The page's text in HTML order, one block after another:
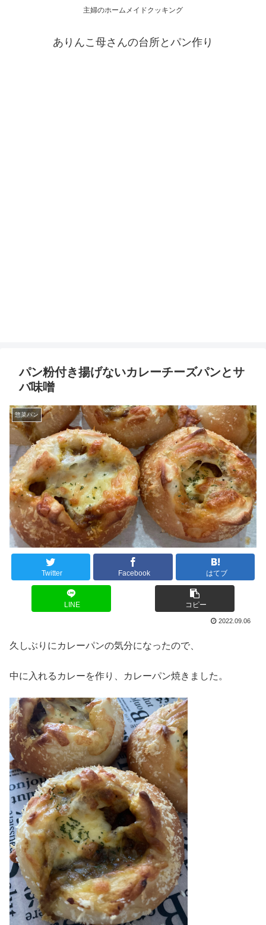
主婦のホームメイドクッキング
ありんこ母さんの台所とパン作り
パン粉付き揚げないカレーチーズパンとサ
バ味噌
惣菜パン
Twitter Facebook はてブ
LINE コピー
2022.09.06
久しぶりにカレーパンの気分になったので、
中に入れるカレーを作り、カレーパン焼きました。